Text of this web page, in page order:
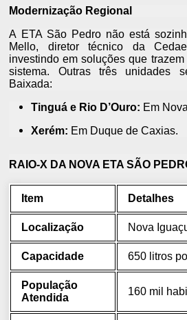
Modernização Regional
A ETA São Pedro não está
Mello, diretor técnico da
investindo em soluções que
sistema. Outras três unidades
Baixada:
Tinguá e Rio D’Ouro: Em
Xerém: Em Duque de Caxias.
RAIO-X DA NOVA ETA SÃO
Item Detalhes
Localização Nova
Capacidade 650 litros
População
Atendida
160 mil